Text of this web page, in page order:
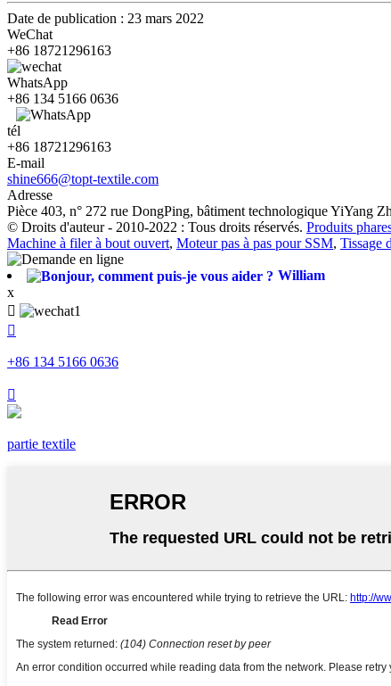
Date de publication : 23 mars 2022
WeChat
+86 18721296163
WhatsApp
+86 134 5166 0636
tél
+86 18721296163
E-mail
shine666@topt-textile.com
Adresse
Pièce 403, n° 272 rue DongPing, bâtiment technologique YiYang
© Droits d'auteur - 2010-2022 : Tous droits réservés. Produits
Machine à filer à bout ouvert, Moteur pas à pas pour SSM, Tissage
William
x


+86 134 5166 0636

partie textile